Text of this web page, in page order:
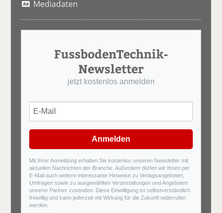
Mediadaten
FussbodenTechnik-
Newsletter
jetzt kostenlos anmelden
Anmelden
Mit Ihrer Anmeldung erhalten Sie kostenlos unseren Newsletter mit
aktuellen Nachrichten der Branche. Außerdem dürfen wir Ihnen per
E-Mail auch weitere interessante Hinweise zu Verlagsangeboten,
Umfragen sowie zu ausgewählten Veranstaltungen und Angeboten
unserer Partner zusenden. Diese Einwilligung ist selbstverständlich
freiwillig und kann jederzeit mit Wirkung für die Zukunft widerrufen
werden.